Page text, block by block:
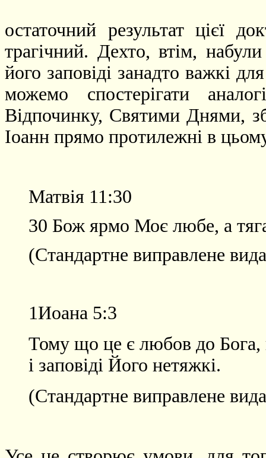
остаточний результат цієї
трагічний. Дехто, втім,
його заповіді занадто важкі
можемо спостерігати
Відпочинку, Святими Днями,
Іоанн прямо протилежні в
Матвія 11:30
30 Бож ярмо Моє любе, а
(Стандартне виправлене
1Иоана 5:3
Тому що це є любов до
і заповіді Його нетяжкі.
(Стандартне виправлене